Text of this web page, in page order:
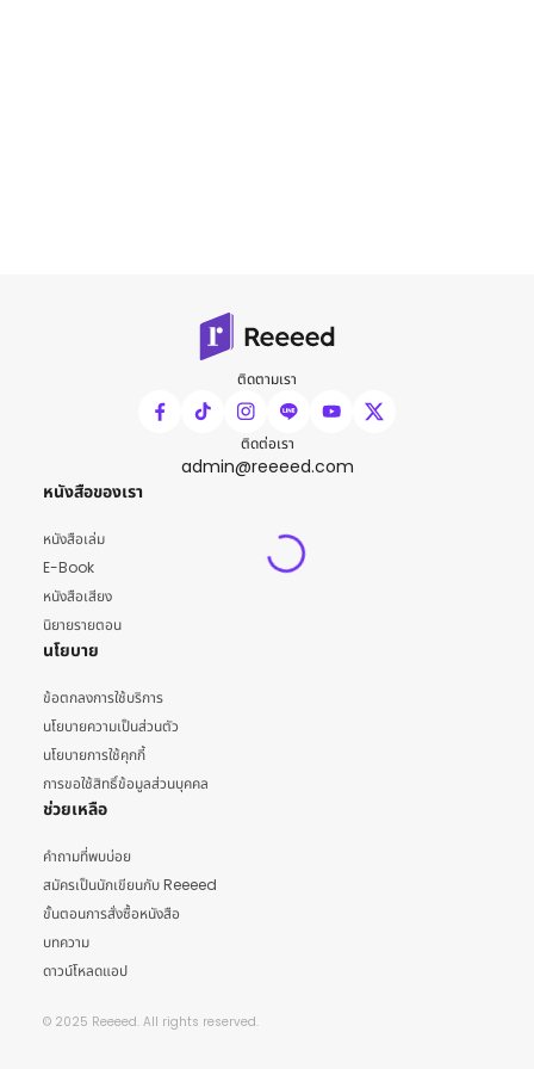
ติดตามเรา
ติดต่อเรา
admin@reeeed.com
หนังสือของเรา
หนังสือเล่ม
E-Book
หนังสือเสียง
นิยายรายตอน
นโยบาย
ข้อตกลงการใช้บริการ
นโยบายความเป็นส่วนตัว
นโยบายการใช้คุกกี้
การขอใช้สิทธิ์ข้อมูลส่วนบุคคล
ช่วยเหลือ
คำถามที่พบบ่อย
สมัครเป็นนักเขียนกับ Reeeed
ขั้นตอนการสั่งซื้อหนังสือ
บทความ
ดาวน์โหลดแอป
© 2025 Reeeed. All rights reserved.